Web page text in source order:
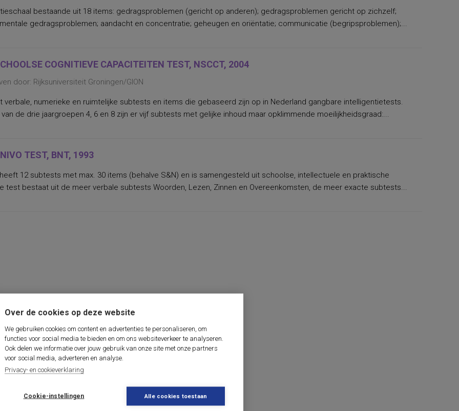
Over de cookies op deze website
We gebruiken cookies om content en advertenties te personaliseren, om
functies voor social media te bieden en om ons websiteverkeer te analyseren.
Ook delen we informatie over jouw gebruik van onze site met onze partners
voor social media, adverteren en analyse.
Privacy- en cookieverklaring
Cookie-instellingen Alle cookies toestaan
bestaande uit 18 items: gedragsproblemen (gericht op anderen); gedragsproblemen gericht op zichzelf;
gedragsproblemen; aandacht en concentratie; geheugen en oriëntatie; communicatie (begripsproblemen);...
COGNITIEVE CAPACITEITEN TEST, NSCCT, 2004
door: Rijksuniversiteit Groningen/GION
verbale, numerieke en ruimtelijke subtests en items die gebaseerd zijn op in Nederland gangbare intelligentietests.
de drie jaargroepen 4, 6 en 8 zijn er vijf subtests met gelijke inhoud maar opklimmende moeilijkheidsgraad:...
TEST, BNT, 1993
12 subtests met max. 30 items (behalve S&N) en is samengesteld uit schoolse, intellectuele en praktische
test bestaat uit de meer verbale subtests Woorden, Lezen, Zinnen en Overeenkomsten, de meer exacte subtests...